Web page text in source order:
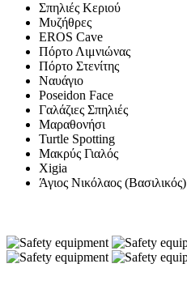
Σπηλιές Κεριού
Μυζήθρες
EROS Cave
Πόρτο Λιμνιώνας
Πόρτο Στενίτης
Ναυάγιο
Poseidon Face
Γαλάζιες Σπηλιές
Μαραθονήσι
Turtle Spotting
Μακρύς Γιαλός
Xigia
Άγιος Νικόλαος (Βασιλικός)